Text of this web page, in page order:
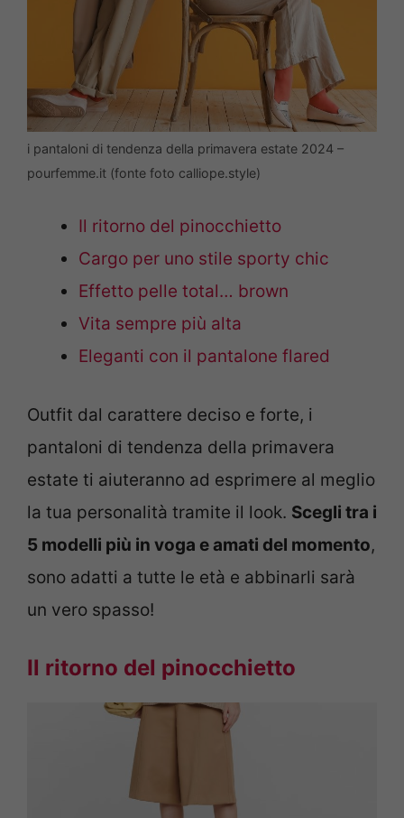
i pantaloni di tendenza della primavera estate 2024 –
pourfemme.it (fonte foto calliope.style)
Il ritorno del pinocchietto
Cargo per uno stile sporty chic
Effetto pelle total… brown
Vita sempre più alta
Eleganti con il pantalone flared
Outfit dal carattere deciso e forte, i
pantaloni di tendenza della primavera
estate ti aiuteranno ad esprimere al meglio
la tua personalità tramite il look. Scegli tra i
5 modelli più in voga e amati del momento,
sono adatti a tutte le età e abbinarli sarà
un vero spasso!
Il ritorno del pinocchietto